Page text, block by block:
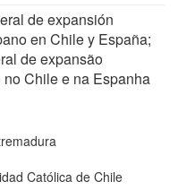
de expansión
en Chile y España;
de expansão
Chile e na Espanha
Católica de Chile